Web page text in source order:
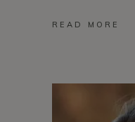
READ MORE